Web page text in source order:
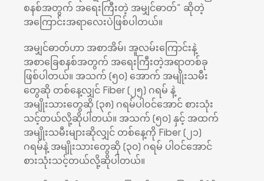
စနစ်အတွက် အရေးကြီးတဲ့ အမျှင်ဓာတ်” ဆိုတဲ့
အကြောင်းအရာလေးပဲဖြစ်ပါတယ်။
အမျှင်ဓာတ်ဟာ အစာအိမ်၊ အူလမ်းကြောင်းနဲ့
အစာခြေစနစ်အတွက် အရေးကြီးတဲ့အရာတစ်ခု
ဖြစ်ပါတယ်။ အသက် (၅၀) အောက် အမျိုးသမီး
တွေဆို တစ်နေ့လျှင် Fiber (၂၅) ဂရမ် နဲ့
အမျိုးသားတွေဆို (၃၈) ဂရမ်ပါဝင်အောင် စားသုံး
သင့်တယ်လို့ဆိုပါတယ်။ အသက် (၅၀) နှင့် အထက်
အမျိုးသမီးများဆိုလျှင် တစ်နေ့ကို Fiber (၂၁)
ဂရမ်နဲ့ အမျိုးသားတွေဆို (၃၀) ဂရမ် ပါဝင်အောင်
စားသုံးသင့်တယ်လို့ဆိုပါတယ်။